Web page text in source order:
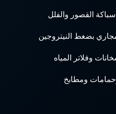
القصور والفلل
بضغط النيتروجين
وفلاتر المياه
ومطابخ